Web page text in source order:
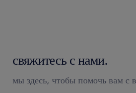
свяжитесь с нами.
мы здесь, чтобы помочь вам с